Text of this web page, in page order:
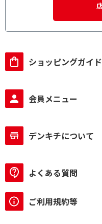
ショッピングガイド
会員メニュー
デンキチについて
よくある質問
ご利用規約等